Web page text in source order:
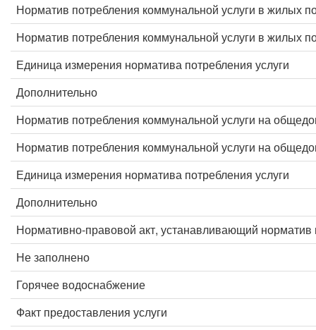
Норматив потребления коммунальной услуги в жилых
Норматив потребления коммунальной услуги в жилых
Единица измерения норматива потребления услуги
Дополнительно
Норматив потребления коммунальной услуги на
Норматив потребления коммунальной услуги на
Единица измерения норматива потребления услуги
Дополнительно
Нормативно-правовой акт, устанавливающий норматив
Не заполнено
Горячее водоснабжение
Факт предоставления услуги